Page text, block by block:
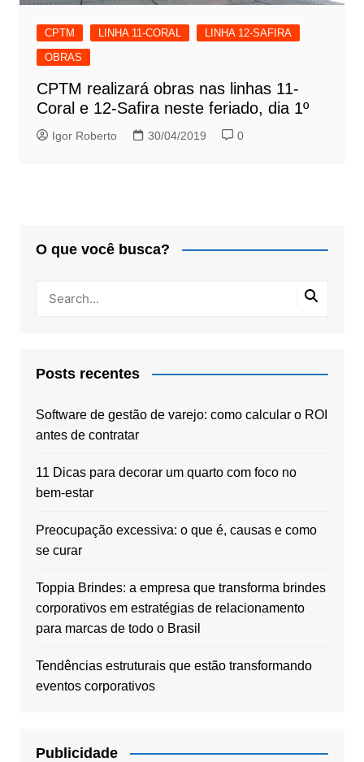
CPTM LINHA 11-CORAL
LINHA 12-SAFIRA
OBRAS
CPTM realizará obras nas linhas 11-
Coral e 12-Safira neste feriado, dia 1º
Igor Roberto 30/04/2019 0
O que você busca?
Posts recentes
Software de gestão de varejo: como calcular o ROI
antes de contratar
11 Dicas para decorar um quarto com foco no
bem-estar
Preocupação excessiva: o que é, causas e como
se curar
Toppia Brindes: a empresa que transforma brindes
corporativos em estratégias de relacionamento
para marcas de todo o Brasil
Tendências estruturais que estão transformando
eventos corporativos
Publicidade